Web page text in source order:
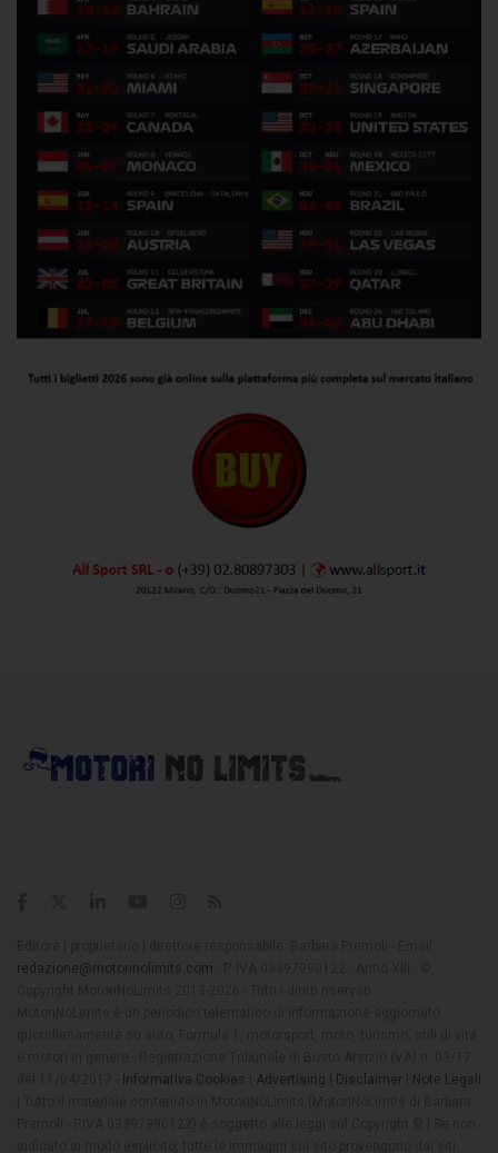
redazione@motorinolimits.com
Informativa Cookies Advertising Disclaimer
Note Legali